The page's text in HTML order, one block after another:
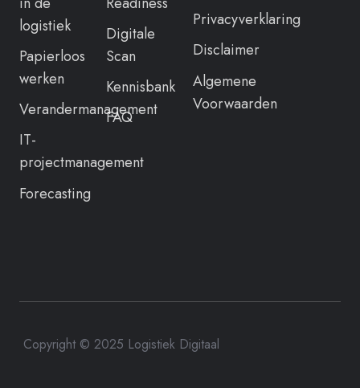
logistiek
Papierloos
werken
Verandermanagement
IT-
projectmanagement
Forecasting
Digitale
Scan
Kennisbank
FAQ
Privacyverklaring
Disclaimer
Algemene
Voorwaarden
Copyright © 2025 Logistiek Digitaal